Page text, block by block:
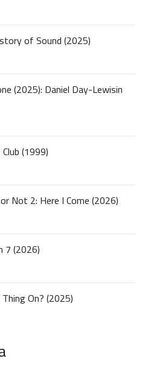
of Sound (2025)
(2025): Daniel Day-Lewisin
(1999)
Not 2: Here I Come (2026)
7 (2026)
On? (2025)